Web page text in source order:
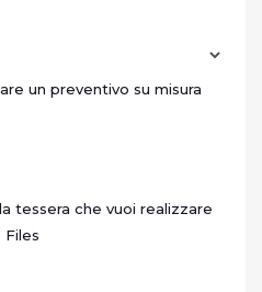
un preventivo su misura
tessera che vuoi realizzare
Files